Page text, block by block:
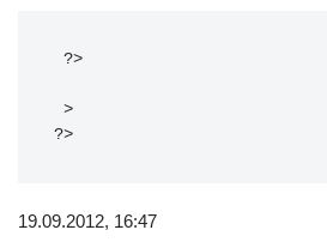
?>
>
?>
19.09.2012, 16:47